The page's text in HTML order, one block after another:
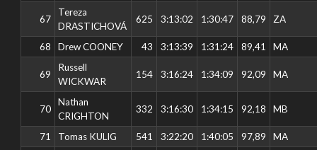
67
Tereza
DRASTICHOVÁ
625 3:13:02 1:30:47 88,79 ZA
68 Drew COONEY 43 3:13:39 1:31:24 89,41 MA
69
Russell
WICKWAR
154 3:16:24 1:34:09 92,09 MA
70
Nathan
CRIGHTON
332 3:16:30 1:34:15 92,18 MB
71 Tomas KULIG 541 3:22:20 1:40:05 97,89
MA